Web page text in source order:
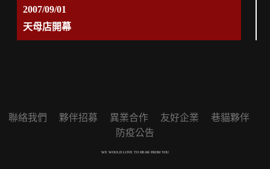
2007/09/01
天母店開幕
聯絡我們 夥伴招募 異業合作 友好企業
巷貓夥伴
防疫公告
WE WOULD LOVE TO HEAR FROM YOU